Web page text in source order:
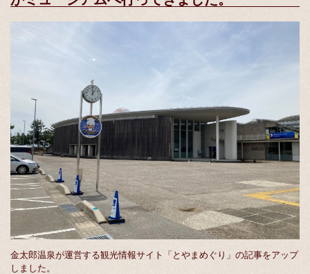
金太郎温泉が運営する観光情報サイト「とやまめぐり」の記事をアップ
しました。